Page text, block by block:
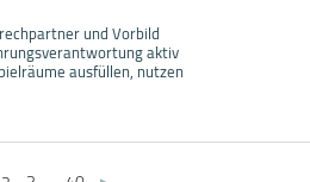
und Vorbild
aktiv
ausfüllen, nutzen